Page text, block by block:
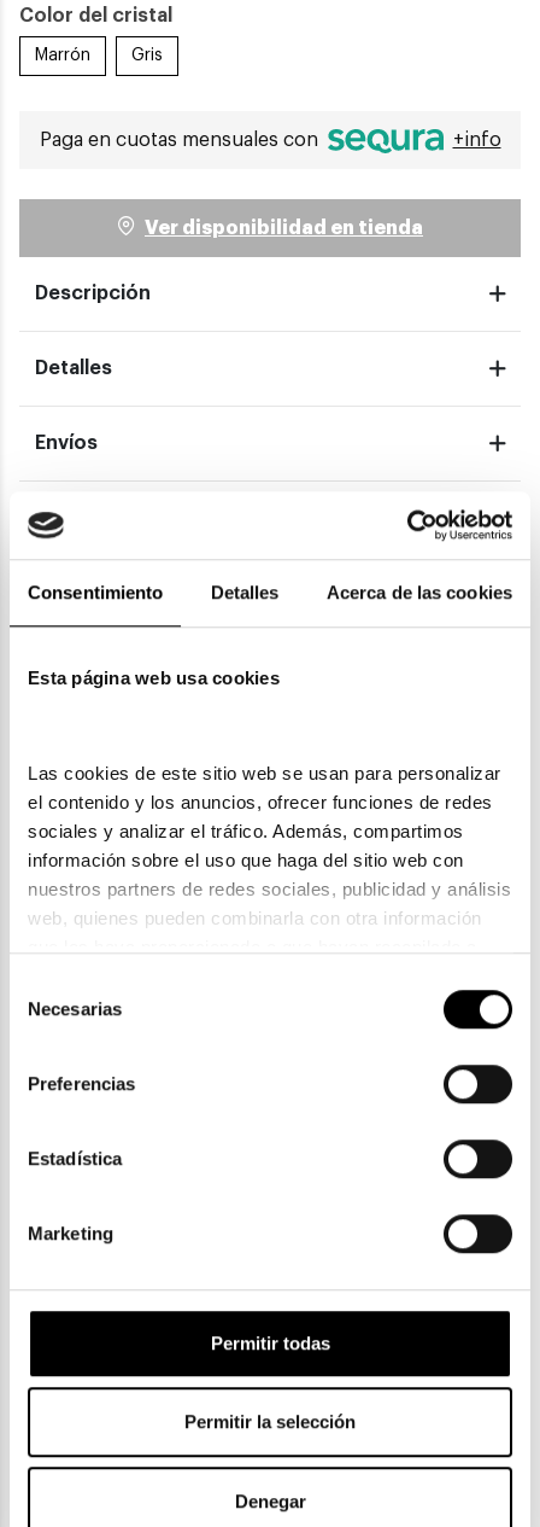
Consentimiento Detalles Acerca de las cookies
Esta página web usa cookies
Las cookies de este sitio web se usan para personalizar
el contenido y los anuncios, ofrecer funciones de redes
sociales y analizar el tráfico. Además, compartimos
información sobre el uso que haga del sitio web con
nuestros partners de redes sociales, publicidad y análisis
web, quienes pueden combinarla con otra información
la política de privacidad en el siguiente
. Consulta
Necesarias
Preferencias
Estadística
Marketing
Permitir todas
Permitir la selección
Denegar
Color del cristal
Marrón Gris
Paga en cuotas mensuales con +info
Ver disponibilidad en tienda
Descripción
Detalles
Envíos
Devoluciones
Garantías
GUCCI GG 1714S
2 colores -10€ DTO
ENVIOS Y DEVOLUCIONES
Gratuitas a partir de 30€
CLICK & COLLECT
Recogida en tienda